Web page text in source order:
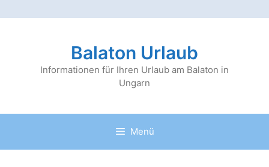
Balaton Urlaub
Informationen für Ihren Urlaub am Balaton in
Ungarn
Menü